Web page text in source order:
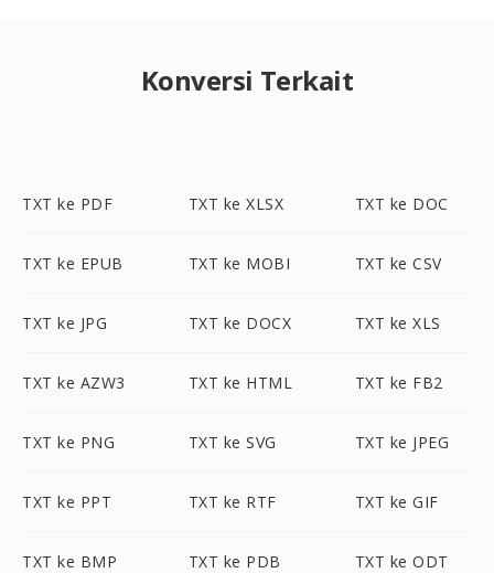
Konversi Terkait
TXT ke PDF TXT ke XLSX TXT ke DOC
TXT ke EPUB TXT ke MOBI TXT ke CSV
TXT ke JPG TXT ke DOCX TXT ke XLS
TXT ke AZW3 TXT ke HTML TXT ke FB2
TXT ke PNG TXT ke SVG TXT ke JPEG
TXT ke PPT TXT ke RTF TXT ke GIF
TXT ke BMP TXT ke PDB TXT ke ODT